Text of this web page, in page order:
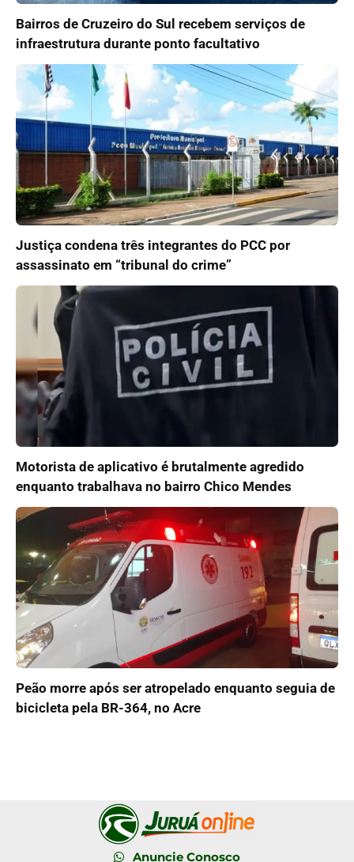
Bairros de Cruzeiro do Sul recebem serviços de
infraestrutura durante ponto facultativo
Justiça condena três integrantes do PCC por
assassinato em “tribunal do crime”
Motorista de aplicativo é brutalmente agredido
enquanto trabalhava no bairro Chico Mendes
Peão morre após ser atropelado enquanto seguia de
bicicleta pela BR-364, no Acre
Anuncie Conosco